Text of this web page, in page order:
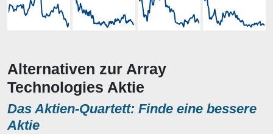
Alternativen zur Array
Technologies Aktie
Das Aktien-Quartett: Finde eine bessere
Aktie